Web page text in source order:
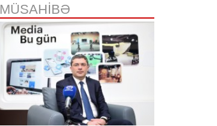
niyyətində deyil
MÜSAHİBƏ